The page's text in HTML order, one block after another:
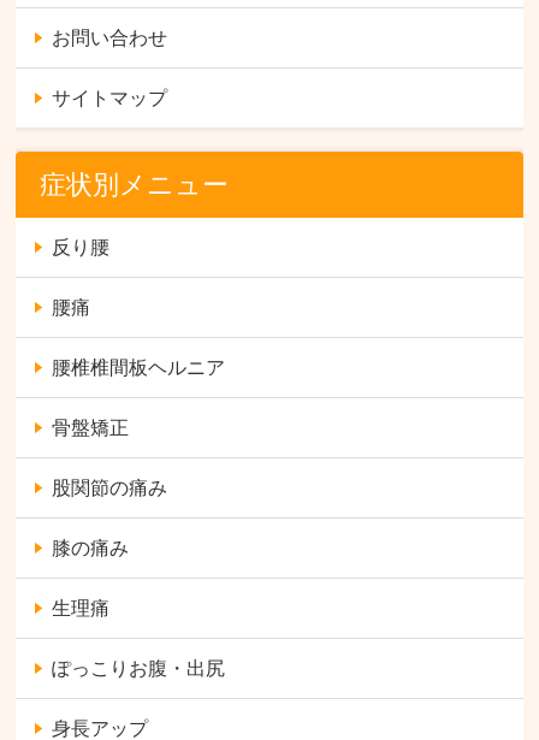
お問い合わせ
サイトマップ
症状別メニュー
反り腰
腰痛
腰椎椎間板ヘルニア
骨盤矯正
股関節の痛み
膝の痛み
生理痛
ぽっこりお腹・出尻
身長アップ